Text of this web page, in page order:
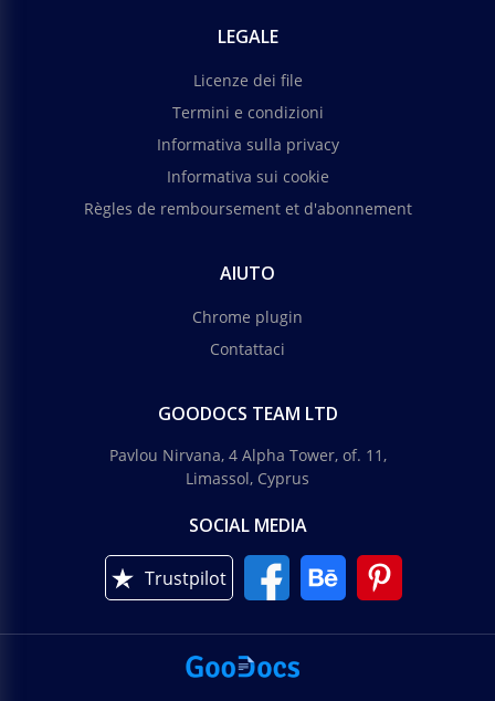
LEGALE
Licenze dei file
Termini e condizioni
Informativa sulla privacy
Informativa sui cookie
Règles de remboursement et d'abonnement
AIUTO
Chrome plugin
Contattaci
GOODOCS TEAM LTD
Pavlou Nirvana, 4 Alpha Tower, of. 11,
Limassol, Cyprus
SOCIAL MEDIA
Trustpilot